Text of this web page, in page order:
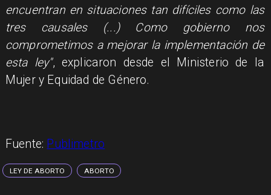
encuentran en situaciones tan difíciles como las
tres causales (...) Como gobierno nos
comprometimos a mejorar la implementación de
esta ley", explicaron desde el Ministerio de la
Mujer y Equidad de Género.
Fuente: Publimetro
LEY DE ABORTO ABORTO